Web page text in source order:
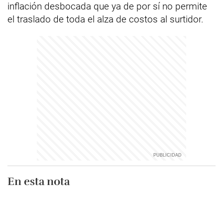
inflación desbocada que ya de por sí no permite
el traslado de toda el alza de costos al surtidor.
En esta nota